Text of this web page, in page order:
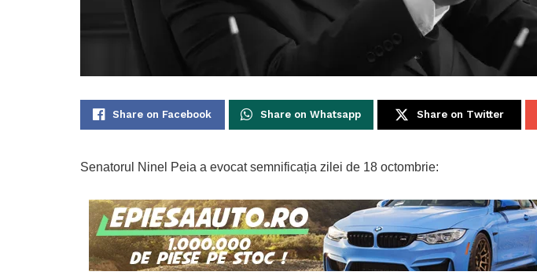
Share on Facebook Share on Whatsapp Share on Twitter
Senatorul Ninel Peia a evocat semnificația zilei de 18 octombrie: